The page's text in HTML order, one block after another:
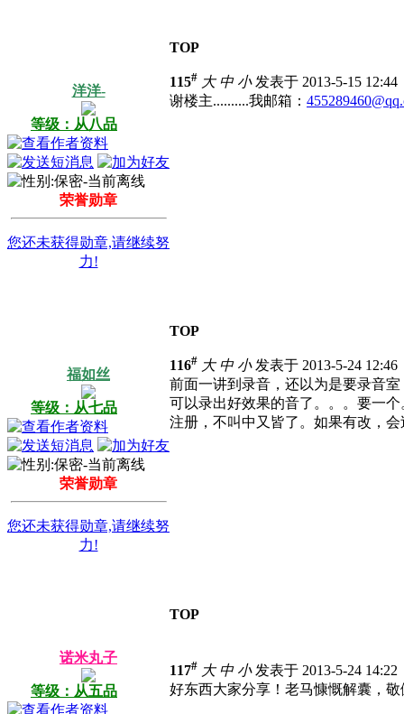
TOP
洋洋-
等级：从八品
荣誉勋章
您还未获得勋章,请继续努
力!
115# 大 中 小发表于 2013-5-15 12:44
谢楼主..........我邮箱：
TOP
福如丝
等级：从七品
荣誉勋章
您还未获得勋章,请继续努
力!
116# 大 中 小发表于 2013-5-24 12:46
前面一讲到录音，还以为是要录音
可以录出好效果的音了。。。要一
注册，不叫中又皆了。如果有改，
TOP
诺米丸子
等级：从五品
117# 大 中 小发表于 2013-5-24 14:22
好东西大家分享！老马慷慨解囊，敬